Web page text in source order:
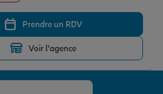
Prendre un RDV
Voir l'agence